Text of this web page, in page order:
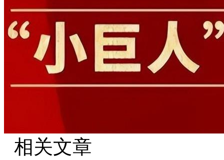
相关文章